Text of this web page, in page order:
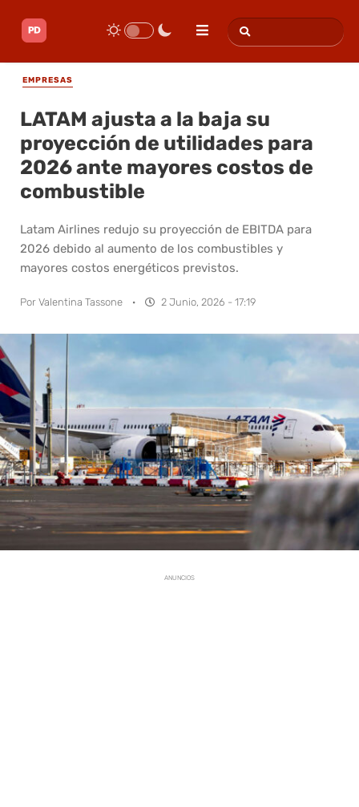
EMPRESAS
LATAM ajusta a la baja su
proyección de utilidades para
2026 ante mayores costos de
combustible
Latam Airlines redujo su proyección de EBITDA para
2026 debido al aumento de los combustibles y
mayores costos energéticos previstos.
Por Valentina Tassone · 2 Junio, 2026 - 17:19
ANUNCIOS